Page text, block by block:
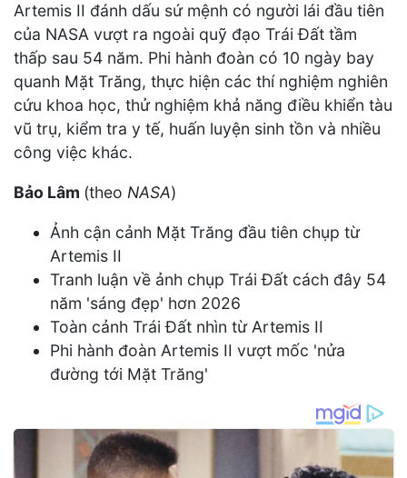
Artemis II đánh dấu sứ mệnh có người lái đầu tiên
của NASA vượt ra ngoài quỹ đạo Trái Đất tầm
thấp sau 54 năm. Phi hành đoàn có 10 ngày bay
quanh Mặt Trăng, thực hiện các thí nghiệm nghiên
cứu khoa học, thử nghiệm khả năng điều khiển tàu
vũ trụ, kiểm tra y tế, huấn luyện sinh tồn và nhiều
công việc khác.
Bảo Lâm (theo NASA)
Ảnh cận cảnh Mặt Trăng đầu tiên chụp từ
Artemis II
Tranh luận về ảnh chụp Trái Đất cách đây 54
năm 'sáng đẹp' hơn 2026
Toàn cảnh Trái Đất nhìn từ Artemis II
Phi hành đoàn Artemis II vượt mốc 'nửa
đường tới Mặt Trăng'